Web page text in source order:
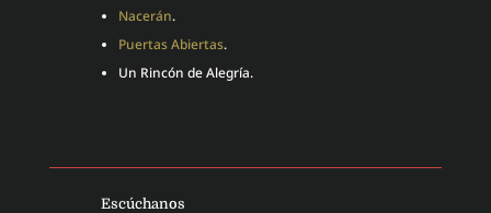
Nacerán.
Puertas Abiertas.
Un Rincón de Alegría.
Escúchanos